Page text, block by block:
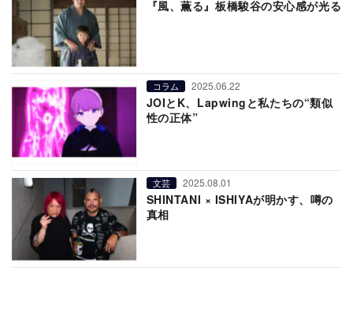
『風、薫る』板橋駿谷の安心感が光る
コラム 2025.06.22
JOIとK、Lapwingと私たちの“類似
性の正体”
文芸 2025.08.01
SHINTANI × ISHIYAが明かす、噂の
真相